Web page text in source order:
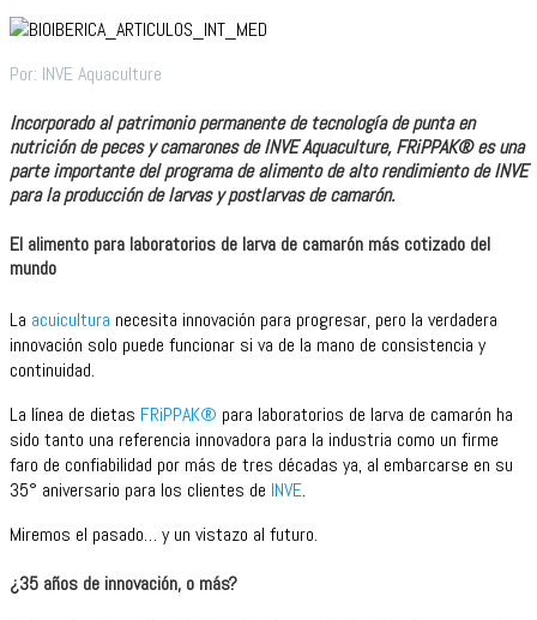
Por: INVE Aquaculture
Incorporado al patrimonio permanente de tecnología de punta en
nutrición de peces y camarones de INVE Aquaculture, FRiPPAK® es una
parte importante del programa de alimento de alto rendimiento de INVE
para la producción de larvas y postlarvas de camarón.
El alimento para laboratorios de larva de camarón más cotizado del
mundo
La acuicultura necesita innovación para progresar, pero la verdadera
innovación solo puede funcionar si va de la mano de consistencia y
continuidad.
La línea de dietas FRiPPAK® para laboratorios de larva de camarón ha
sido tanto una referencia innovadora para la industria como un firme
faro de confiabilidad por más de tres décadas ya, al embarcarse en su
35° aniversario para los clientes de INVE.
Miremos el pasado… y un vistazo al futuro.
¿35 años de innovación, o más?